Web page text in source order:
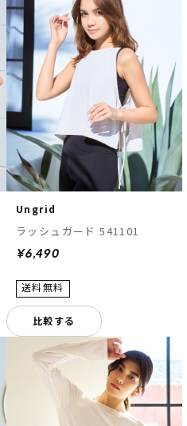
Ungrid
ラッシュガード 541101
¥6,490
比較する